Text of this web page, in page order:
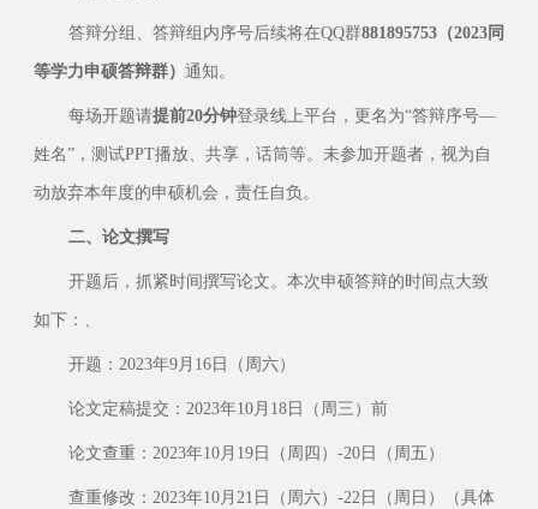
答辩分组、答辩组内序号后续将在QQ群881895753（2023同
等学力申硕答辩群） 通知。
每场开题请提前20分钟登录线上平台，更名为“答辩序号—
姓名”，测试PPT播放、共享，话筒等。未参加开题者，视为自
动放弃本年度的申硕机会，责任自负。
二、论文撰写
开题后，抓紧时间撰写论文。本次申硕答辩的时间点大致
如下：、
开题：2023年9月16日（周六）
论文定稿提交：2023年10月18日（周三）前
论文查重：2023年10月19日（周四）-20日（周五）
查重修改：2023年10月21日（周六）-22日（周日）（具体